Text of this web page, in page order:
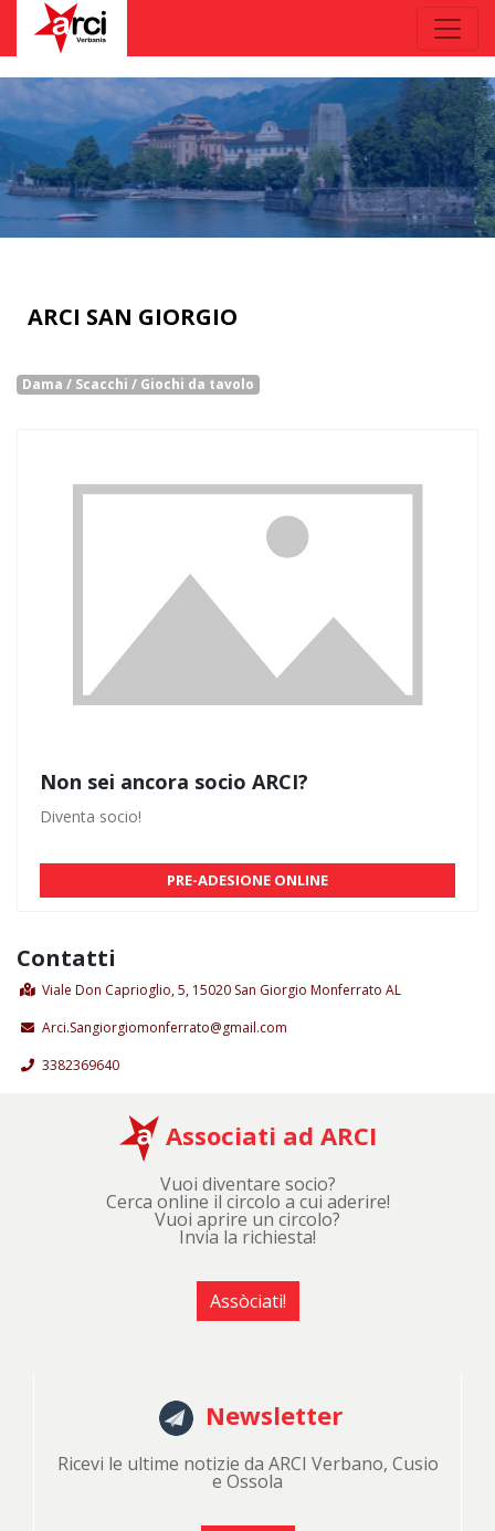
ARCI SAN GIORGIO
Dama / Scacchi / Giochi da tavolo
Non sei ancora socio ARCI?
Diventa socio!
PRE-ADESIONE ONLINE
Contatti
Viale Don Caprioglio, 5, 15020 San Giorgio Monferrato AL
Arci.Sangiorgiomonferrato@gmail.com
3382369640
Associati ad ARCI
Vuoi diventare socio?
Cerca online il circolo a cui aderire!
Vuoi aprire un circolo?
Invia la richiesta!
Assòciati!
Newsletter
Ricevi le ultime notizie da ARCI Verbano, Cusio
e Ossola